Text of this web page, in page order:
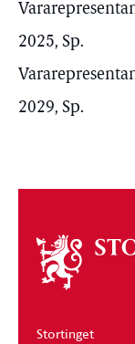
2025, Sp.
2029, Sp.
Om
stortinget
Stortinget